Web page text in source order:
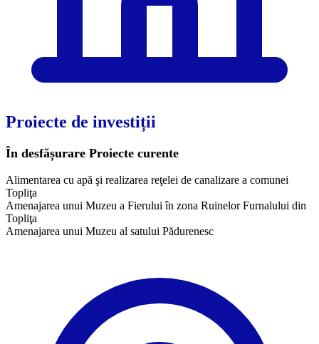
Proiecte de investiții
În desfășurare Proiecte curente
Alimentarea cu apă şi realizarea reţelei de canalizare a comunei
Topliţa
Amenajarea unui Muzeu a Fierului în zona Ruinelor Furnalului din
Topliţa
Amenajarea unui Muzeu al satului Pădurenesc